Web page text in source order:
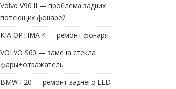
Volvo V90 II — проблема задних
потеющих фонарей
KIA OPTIMA 4 — ремонт фонаря
VOLVO S60 — замена стекла
фары+отражатель
BMW F20 — ремонт заднего LED